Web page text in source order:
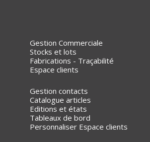
Gestion Commerciale
Stocks et lots
Fabrications - Traçabilité
Espace clients
Gestion contacts
Catalogue articles
Editions et états
Tableaux de bord
Personnaliser Espace clients